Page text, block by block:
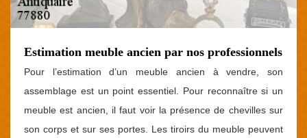
Estimation meuble ancien par nos professionnels
Pour l’estimation d’un meuble ancien à vendre, son
assemblage est un point essentiel. Pour reconnaître si un
meuble est ancien, il faut voir la présence de chevilles sur
son corps et sur ses portes. Les tiroirs du meuble peuvent